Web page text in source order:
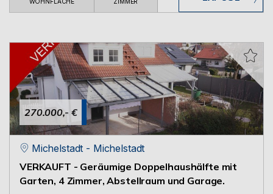
270.000,- €
Michelstadt - Michelstadt
VERKAUFT - Geräumige Doppelhaushälfte mit
Garten, 4 Zimmer, Abstellraum und Garage.